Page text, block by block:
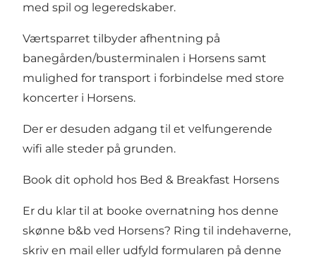
med spil og legeredskaber.
Værtsparret tilbyder afhentning på
banegården/busterminalen i Horsens samt
mulighed for transport i forbindelse med store
koncerter i Horsens.
Der er desuden adgang til et velfungerende
wifi alle steder på grunden.
Book dit ophold hos Bed & Breakfast Horsens
Er du klar til at booke overnatning hos denne
skønne b&b ved Horsens? Ring til indehaverne,
skriv en mail eller udfyld formularen på denne